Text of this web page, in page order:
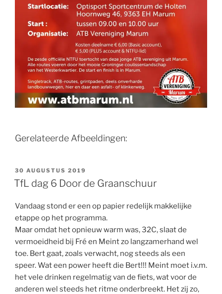
Gerelateerde Afbeeldingen:
GEPLAATST
OP
30 AUGUSTUS 2019
TfL dag 6 Door de Graanschuur
Vandaag stond er een op papier redelijk makkelijke
etappe op het programma.
Maar omdat het opnieuw warm was, 32C, slaat de
vermoeidheid bij Fré en Meint zo langzamerhand wel
toe. Bert gaat, zoals verwacht, nog steeds als een
speer. Wat een power heeft die Bert!!! Meint moet i.v.m.
het vele drinken regelmatig van de fiets, wat voor de
anderen wel steeds het ritme onderbreekt. Het zij zo,